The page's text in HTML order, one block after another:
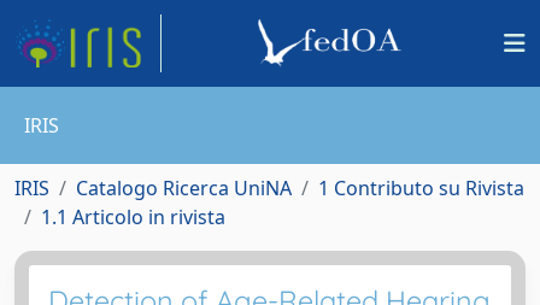
IRIS
IRIS Catalogo Ricerca UniNA
1 Contributo su Rivista
1.1 Articolo in rivista